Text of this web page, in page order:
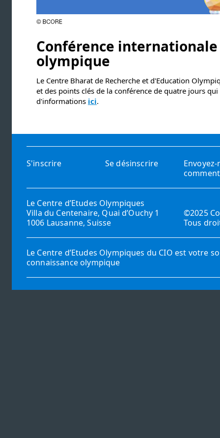
Conférence
olympique
Le Centre Bharat de Recherche et d'Education
et des points clés de la conférence de quatre jours
d'informations ici.
S'inscrire Se désinscrire
Le Centre d’Etudes Olympiques
Villa du Centenaire, Quai d’Ouchy 1
1006 Lausanne, Suisse
©2025
Tous
Le Centre d’Etudes Olympiques du CIO est votre
connaissance olympique